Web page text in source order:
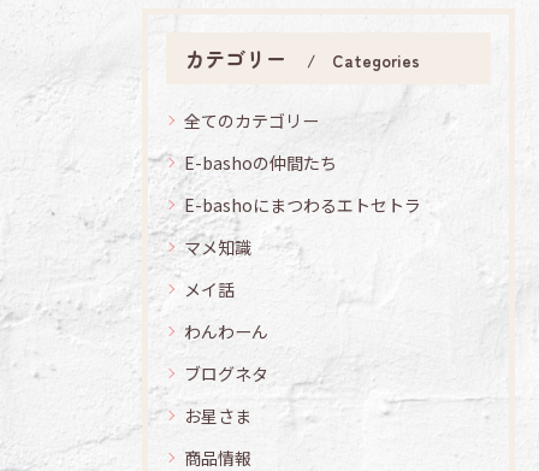
カテゴリー Categories
全てのカテゴリー
E-bashoの仲間たち
E-bashoにまつわるエトセトラ
マメ知識
メイ話
わんわーん
ブログネタ
お星さま
商品情報